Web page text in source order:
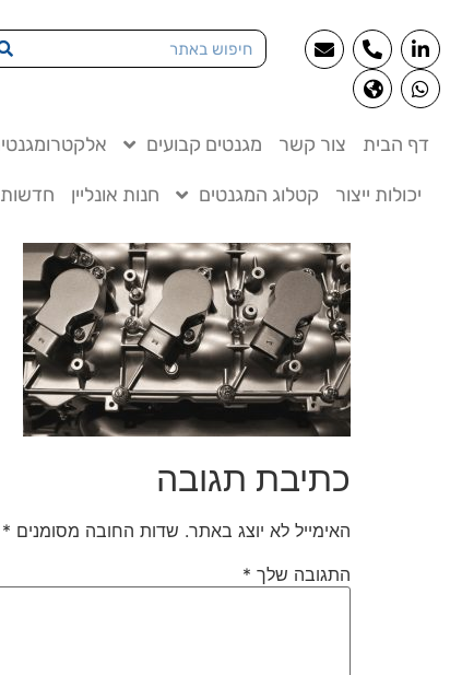
דף הבית צור קשר מגנטים קבועים
יכולות ייצור קטלוג המגנטים חנות אונליין חדשות
כתיבת תגובה
האימייל לא יוצג באתר. שדות החובה מסומנים *
התגובה שלך *